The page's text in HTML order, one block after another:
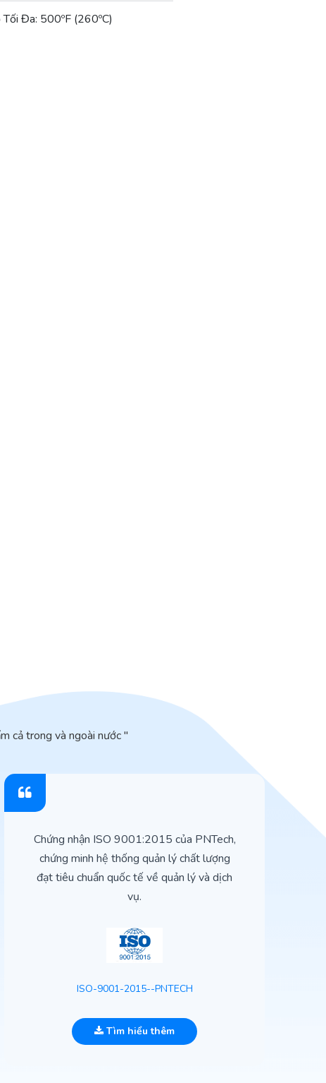
Đa: 500ºF (260ºC)
cả trong và ngoài nước "
Chứng nhận ISO 9001:2015 của PNTech,
chứng minh hệ thống quản lý chất lượng
đạt tiêu chuẩn quốc tế về quản lý và dịch
vụ.
ISO-9001-2015--PNTECH
Tìm hiểu thêm